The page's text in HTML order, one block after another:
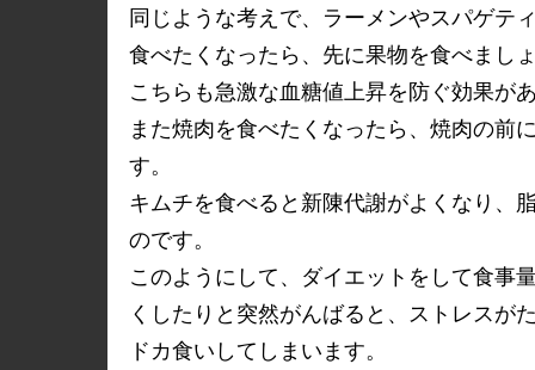
同じような考えで、ラーメンやスパゲテ
食べたくなったら、先に果物を食べまし
こちらも急激な血糖値上昇を防ぐ効果が
また焼肉を食べたくなったら、焼肉の前
す。
キムチを食べると新陳代謝がよくなり、
のです。
このようにして、ダイエットをして食事
くしたりと突然がんばると、ストレスが
ドカ食いしてしまいます。